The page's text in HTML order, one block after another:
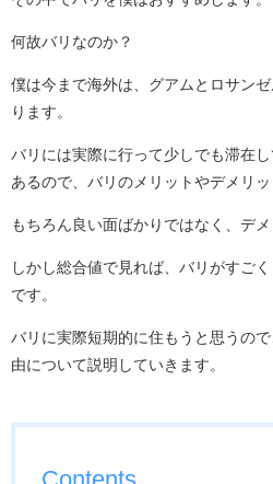
何故バリなのか？
僕は今まで海外は、グアムとロサン
ります。
バリには実際に行って少しでも滞在
あるので、バリのメリットやデメリッ
もちろん良い面ばかりではなく、デメ
しかし総合値で見れば、バリがすご
です。
バリに実際短期的に住もうと思うの
由について説明していきます。
Contents